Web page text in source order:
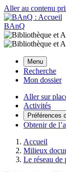
Aller au contenu
BAnQ
Menu
Recherche
Mon dossier
Aller sur
Activités
Préférences
Obtenir de
Accueil
Milieux
Le réseau de